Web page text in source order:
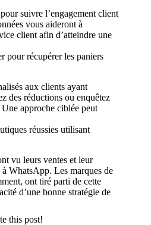
suivre l’engagement client
vous aideront à
client afin d’atteindre une
pour récupérer les paniers
aux clients ayant
des réductions ou enquêtez
approche ciblée peut
réussies utilisant
vu leurs ventes et leur
WhatsApp. Les marques de
ont tiré parti de cette
d’une bonne stratégie de
this post!